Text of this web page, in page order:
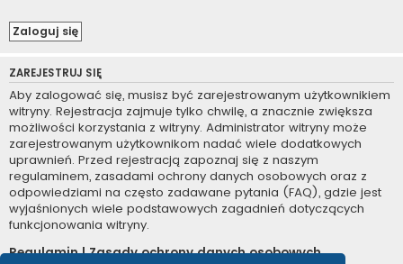
ZAREJESTRUJ SIĘ
Aby zalogować się, musisz być zarejestrowanym użytkownikiem
witryny. Rejestracja zajmuje tylko chwilę, a znacznie zwiększa
możliwości korzystania z witryny. Administrator witryny może
zarejestrowanym użytkownikom nadać wiele dodatkowych
uprawnień. Przed rejestracją zapoznaj się z naszym
regulaminem, zasadami ochrony danych osobowych oraz z
odpowiedziami na często zadawane pytania (FAQ), gdzie jest
wyjaśnionych wiele podstawowych zagadnień dotyczących
funkcjonowania witryny.
Regulamin|Zasady ochrony danych osobowych